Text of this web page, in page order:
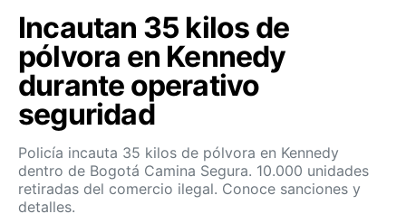
Incautan 35 kilos de
pólvora en Kennedy
durante operativo
seguridad
Policía incauta 35 kilos de pólvora en Kennedy
dentro de Bogotá Camina Segura. 10.000 unidades
retiradas del comercio ilegal. Conoce sanciones y
detalles.